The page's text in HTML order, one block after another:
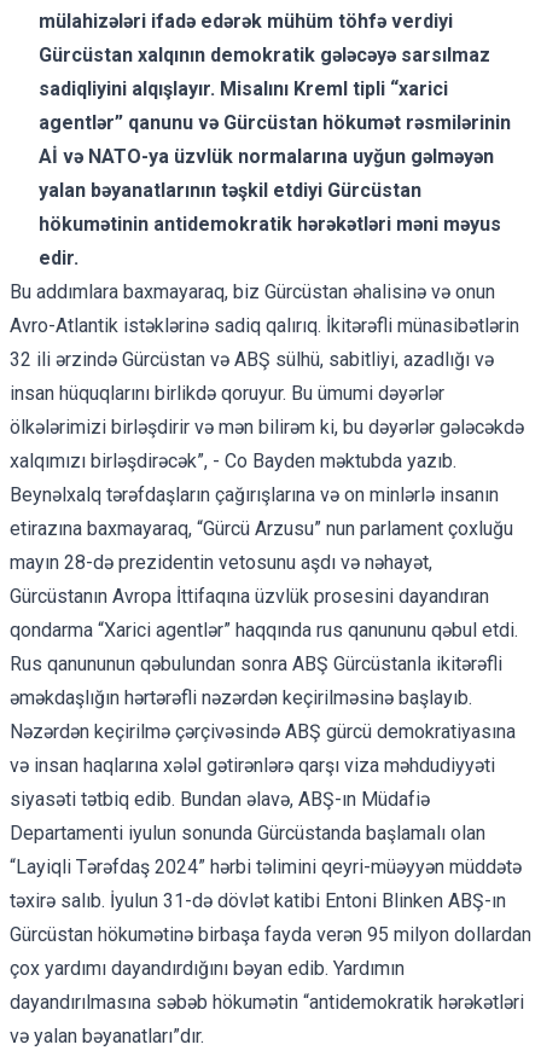
mülahizələri ifadə edərək mühüm töhfə verdiyi
Gürcüstan xalqının demokratik gələcəyə sarsılmaz
sadiqliyini alqışlayır. Misalını Kreml tipli “xarici
agentlər” qanunu və Gürcüstan hökumət rəsmilərinin
Aİ və NATO-ya üzvlük normalarına uyğun gəlməyən
yalan bəyanatlarının təşkil etdiyi Gürcüstan
hökumətinin antidemokratik hərəkətləri məni məyus
edir.
Bu addımlara baxmayaraq, biz Gürcüstan əhalisinə və onun
Avro-Atlantik istəklərinə sadiq qalırıq. İkitərəfli münasibətlərin
32 ili ərzində Gürcüstan və ABŞ sülhü, sabitliyi, azadlığı və
insan hüquqlarını birlikdə qoruyur. Bu ümumi dəyərlər
ölkələrimizi birləşdirir və mən bilirəm ki, bu dəyərlər gələcəkdə
xalqımızı birləşdirəcək”, - Co Bayden məktubda yazıb.
Beynəlxalq tərəfdaşların çağırışlarına və on minlərlə insanın
etirazına baxmayaraq, “Gürcü Arzusu” nun parlament çoxluğu
mayın 28-də prezidentin vetosunu aşdı və nəhayət,
Gürcüstanın Avropa İttifaqına üzvlük prosesini dayandıran
qondarma “Xarici agentlər” haqqında rus qanununu qəbul etdi.
Rus qanununun qəbulundan sonra ABŞ Gürcüstanla ikitərəfli
əməkdaşlığın hərtərəfli nəzərdən keçirilməsinə başlayıb.
Nəzərdən keçirilmə çərçivəsində ABŞ gürcü demokratiyasına
və insan haqlarına xələl gətirənlərə qarşı viza məhdudiyyəti
siyasəti tətbiq edib. Bundan əlavə, ABŞ-ın Müdafiə
Departamenti iyulun sonunda Gürcüstanda başlamalı olan
“Layiqli Tərəfdaş 2024” hərbi təlimini qeyri-müəyyən müddətə
təxirə salıb. İyulun 31-də dövlət katibi Entoni Blinken ABŞ-ın
Gürcüstan hökumətinə birbaşa fayda verən 95 milyon dollardan
çox yardımı dayandırdığını bəyan edib. Yardımın
dayandırılmasına səbəb hökumətin “antidemokratik hərəkətləri
və yalan bəyanatları”dır.